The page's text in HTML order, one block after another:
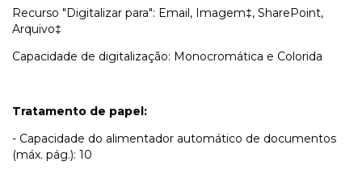
Recurso "Digitalizar para": Email, Imagem‡, SharePoint,
Arquivo‡
Capacidade de digitalização: Monocromática e Colorida
Tratamento de papel:
- Capacidade do alimentador automático de documentos
(máx. pág.): 10